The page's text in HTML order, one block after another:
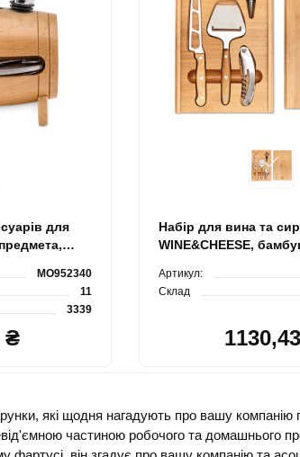
для
MO952340
11
3339
₴
Набір для вина та
WINE&CHEESE,
Артикул:
Склад
які щодня нагадують про вашу компанію
частиною робочого та домашнього